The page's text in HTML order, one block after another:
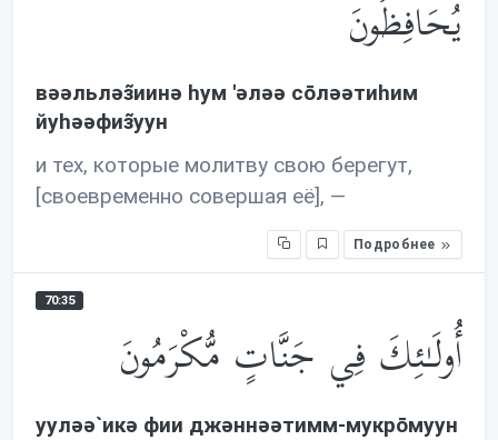
يُحَافِظُونَ
вəəльлəз̃иинə hум 'əлəə сōлəəтиhим
йуhəəфиз̃уун
и тех, которые молитву свою берегут,
[своевременно совершая её], —
Подробнее
70:35
أُولَـٰئِكَ فِي جَنَّاتٍ مُّكْرَمُونَ
уулəə`икə фии джəннəəтимм-мукрōмуун